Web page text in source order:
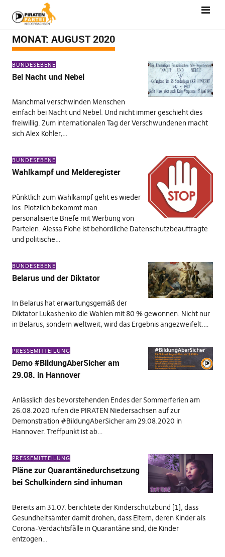
MONAT: AUGUST 2020
BUNDESEBENE
Bei Nacht und Nebel
Manchmal verschwinden Menschen
einfach bei Nacht und Nebel. Und nicht immer geschieht dies
freiwillig. Zum internationalen Tag der Verschwundenen macht
sich Alex Kohler,…
BUNDESEBENE
Wahlkampf und Melderegister
Pünktlich zum Wahlkampf geht es wieder
los. Plötzlich bekommt man
personalisierte Briefe mit Werbung von
Parteien. Alessa Flohe ist behördliche Datenschutzbeauftragte
und politische…
BUNDESEBENE
Belarus und der Diktator
In Belarus hat erwartungsgemäß der
Diktator Lukashenko die Wahlen mit 80 % gewonnen. Nicht nur
in Belarus, sondern weltweit, wird das Ergebnis angezweifelt.…
PRESSEMITTEILUNG
Demo #BildungAberSicher am
29.08. in Hannover
Anlässlich des bevorstehenden Endes der Sommerferien am
26.08.2020 rufen die PIRATEN Niedersachsen auf zur
Demonstration #BildungAberSicher am 29.08.2020 in
Hannover. Treffpunkt ist ab…
PRESSEMITTEILUNG
Pläne zur Quarantänedurchsetzung
bei Schulkindern sind inhuman
Bereits am 31.07. berichtete der Kinderschutzbund [1], dass
Gesundheitsämter damit drohen, dass Eltern, deren Kinder als
Corona-Verdachtsfälle in Quarantäne sind, die Kinder
entzogen…